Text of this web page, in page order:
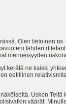
Olen tietoinen
tähden
menneisyyden
kerätä ne kaikki
eetillinen
Uskon
väärät.